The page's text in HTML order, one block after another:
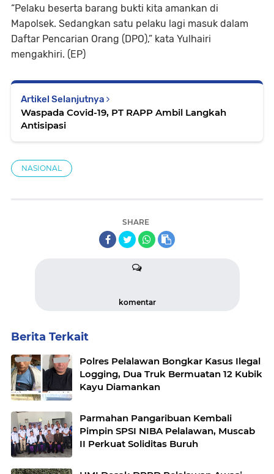
“Pelaku beserta barang bukti kita amankan di
Mapolsek. Sedangkan satu pelaku lagi masuk dalam
Daftar Pencarian Orang (DPO),” kata Yulhairi
mengakhiri. (EP)
Artikel Selanjutnya
Waspada Covid-19, PT RAPP Ambil Langkah
Antisipasi
NASIONAL
SHARE
komentar
Berita Terkait
Polres Pelalawan Bongkar Kasus Ilegal
Logging, Dua Truk Bermuatan 12 Kubik
Kayu Diamankan
Parmahan Pangaribuan Kembali
Pimpin SPSI NIBA Pelalawan, Muscab
II Perkuat Soliditas Buruh